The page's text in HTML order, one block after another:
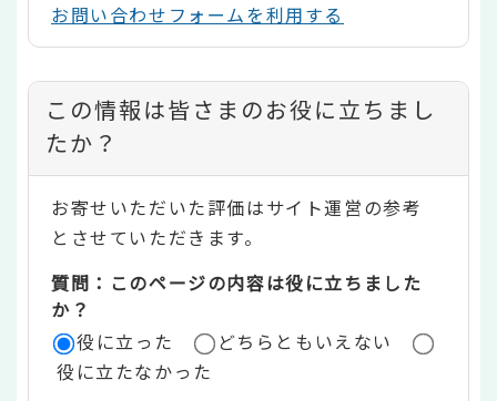
お問い合わせフォームを利用する
コ
ン
テ
ン
ツ
評
価
この情報は皆さまのお役に立ちまし
たか？
お寄せいただいた評価はサイト運営の参考
とさせていただきます。
質問：このページの内容は役に立ちました
か？
役に立った
どちらともいえない
役に立たなかった